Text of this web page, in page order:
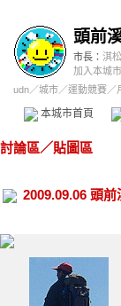
頭前
市長： 淇
加入本城市
udn／城市／運動競賽／
本城市首頁
討論區／貼圖區
2009.09.06 頭